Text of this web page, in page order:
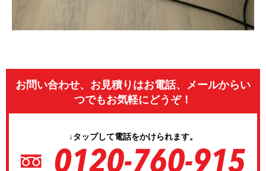
お問い合わせ、お見積りはお電話、メールからい
つでもお気軽にどうぞ！
↓タップして電話をかけられます。